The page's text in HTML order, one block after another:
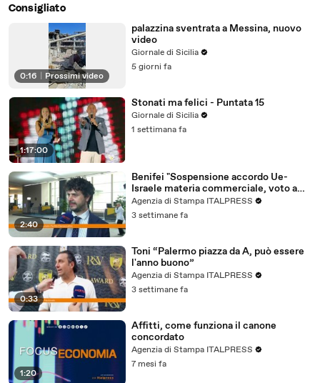
Consigliato
0:16 Prossimi video
palazzina sventrata a Messina, nuovo
video
Giornale di Sicilia
5 giorni fa
1:17:00
Stonati ma felici - Puntata 15
Giornale di Sicilia
1 settimana fa
2:40
Benifei "Sospensione accordo Ue-
Israele materia commerciale, voto a
maggioranza"
Agenzia di Stampa ITALPRESS
3 settimane fa
0:33
Toni “Palermo piazza da A, può essere
l'anno buono”
Agenzia di Stampa ITALPRESS
3 settimane fa
1:20
Affitti, come funziona il canone
concordato
Agenzia di Stampa ITALPRESS
7 mesi fa